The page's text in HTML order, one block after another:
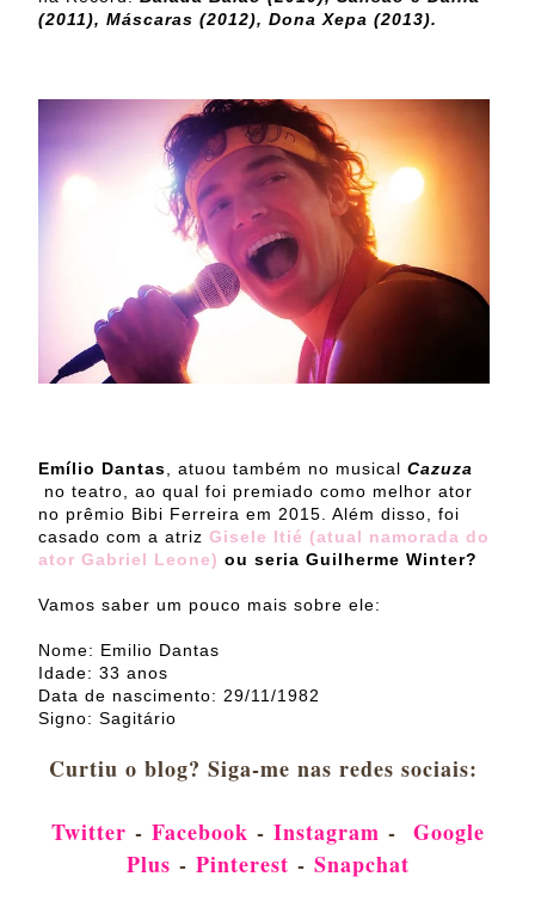
(2011), Máscaras (2012), Dona Xepa (2013).
Emílio Dantas , atuou também no musical Cazuza
no teatro, ao qual foi premiado como melhor ator
no prêmio Bibi Ferreira em 2015. Além disso, foi
casado com a atriz Gisele Itié (atual namorada do
ator Gabriel Leone) ou seria Guilherme Winter?
Vamos saber um pouco mais sobre ele:
Nome: Emilio Dantas
Idade: 33 anos
Data de nascimento: 29/11/1982
Signo: Sagitário
Curtiu o blog? Siga-me nas redes sociais:
Twitter - Facebook - Instagram - Google
Plus - Pinterest - Snapchat